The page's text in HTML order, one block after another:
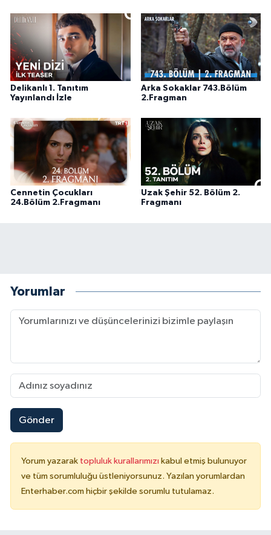
Delikanlı 1. Tanıtım
Yayınlandı İzle
Arka Sokaklar 743.Bölüm
2.Fragman
Cennetin Çocukları
24.Bölüm 2.Fragmanı
Uzak Şehir 52. Bölüm 2.
Fragmanı
Yorumlar
Gönder
Yorum yazarak topluluk kurallarımızı kabul etmiş bulunuyor
ve tüm sorumluluğu üstleniyorsunuz. Yazılan yorumlardan
Enterhaber.com hiçbir şekilde sorumlu tutulamaz.